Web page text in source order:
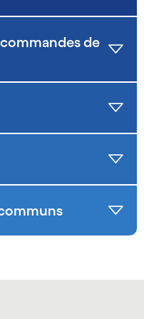
de